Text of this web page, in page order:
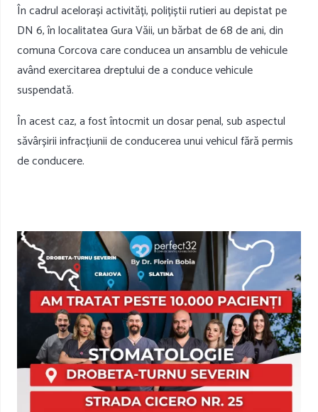
În cadrul acelorași activități, polițiștii rutieri au depistat pe
DN 6, în localitatea Gura Văii, un bărbat de 68 de ani, din
comuna Corcova care conducea un ansamblu de vehicule
având exercitarea dreptului de a conduce vehicule
suspendată.
În acest caz, a fost întocmit un dosar penal, sub aspectul
săvârșirii infracțiunii de conducerea unui vehicul fără permis
de conducere.